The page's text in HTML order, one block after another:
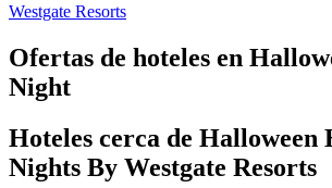
Westgate Resorts
Ofertas de hoteles en
Night
Hoteles cerca de
Nights By Westgate Resorts